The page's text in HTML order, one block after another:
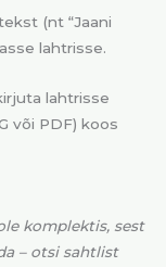
(nt “Jaani
lahtrisse.
lahtrisse
või PDF) koos
komplektis, sest
– otsi sahtlist